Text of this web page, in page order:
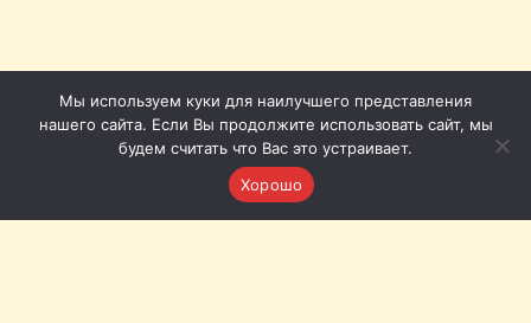
Мы используем куки для наилучшего представления
нашего сайта. Если Вы продолжите использовать сайт, мы
будем считать что Вас это устраивает.
Хорошо